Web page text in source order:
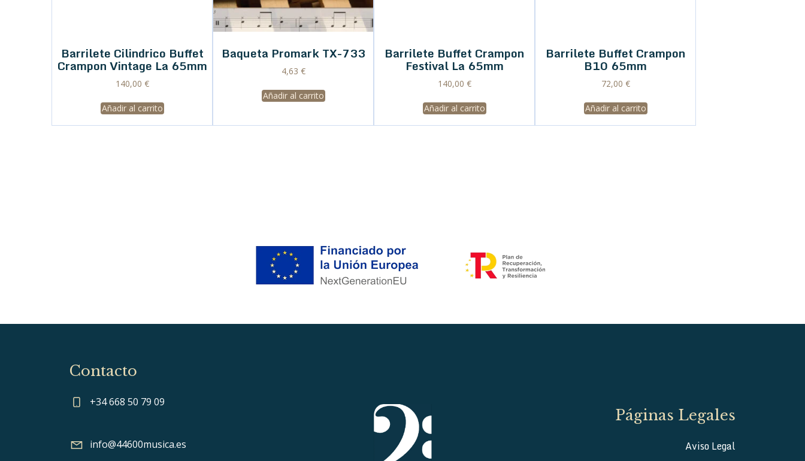
Barrilete Cilindrico Buffet
Crampon Vintage La 65mm
140,00 €
Añadir al carrito
Baqueta Promark TX-733
4,63 €
Añadir al carrito
Barrilete Buffet Crampon
Festival La 65mm
140,00 €
Añadir al carrito
Barrilete Buffet Crampon
B10 65mm
72,00 €
Añadir al carrito
Contacto
+34 668 50 79 09
info@44600musica.es
Páginas Legales
Aviso Legal